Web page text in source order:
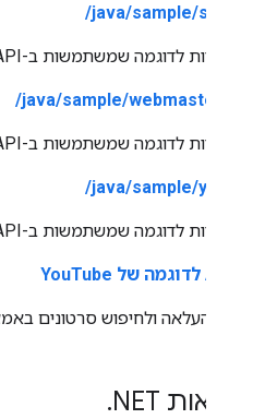
java/sample/sidewiki/
אפליקציות לדוגמה שמשתמשות ב-Google Sidewiki API.
java/sample/webmastertools/
אפליקציות לדוגמה שמשתמשות ב-Webmaster API.
java/sample/youtube/
אפליקציות לדוגמה שמשתמשות ב-YouTube API.
דוגמה להעלאה ולחיפוש סרטונים
דוגמאות ‎ .NET